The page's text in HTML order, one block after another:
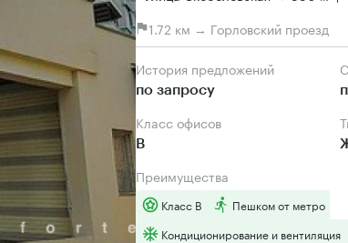
1.72 км → Горловский проезд
История предложений
по запросу
Класс офисов
B
Преимущества
Класс B
Пешком от метро
Кондиционирование и вентиляция